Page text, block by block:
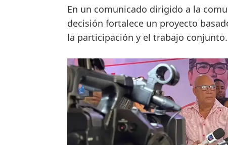
En un comunicado dirigido a la
decisión fortalece un proyecto
la participación y el trabajo conjunto.